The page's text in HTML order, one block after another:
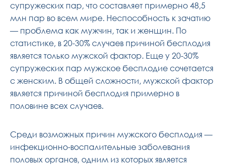
супружеских пар, что составляет примерно 48,5
млн пар во всем мире. Неспособность к зачатию
— проблема как мужчин, так и женщин. По
статистике, в 20-30% случаев причиной бесплодия
является только мужской фактор. Еще у 20-30%
супружеских пар мужское бесплодие сочетается
с женским. В общей сложности, мужской фактор
является причиной бесплодия примерно в
половине всех случаев.
Среди возможных причин мужского бесплодия —
инфекционно-воспалительные заболевания
половых органов, одним из которых является